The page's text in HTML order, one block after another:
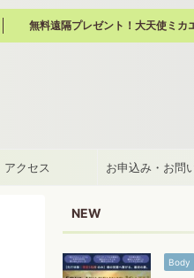
無料遠隔プレゼント！大天使ミカ
アクセス お申込み・お問
NEW
Body